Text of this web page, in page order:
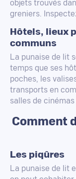
objets trouvés
greniers.
Hôtels, lieux
communs
La punaise de lit
temps que ses
poches, les
transports en
salles de
Comment
Les piqûres
La punaise de lit